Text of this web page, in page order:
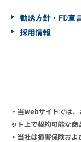
勧誘方針・FD宣
採用情報
・当Webサイトでは
ット上で契約可能な商
・当社は損害保険お